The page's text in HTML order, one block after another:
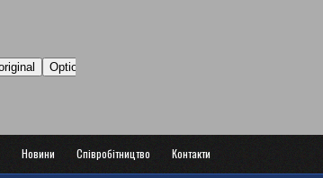
Новини Співробітництво Контакти